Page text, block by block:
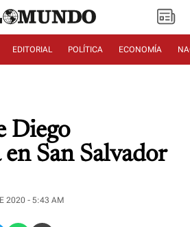
EDITORIAL POLÍTICA ECONOMÍA
Diego
San Salvador
2020 - 5:43 AM